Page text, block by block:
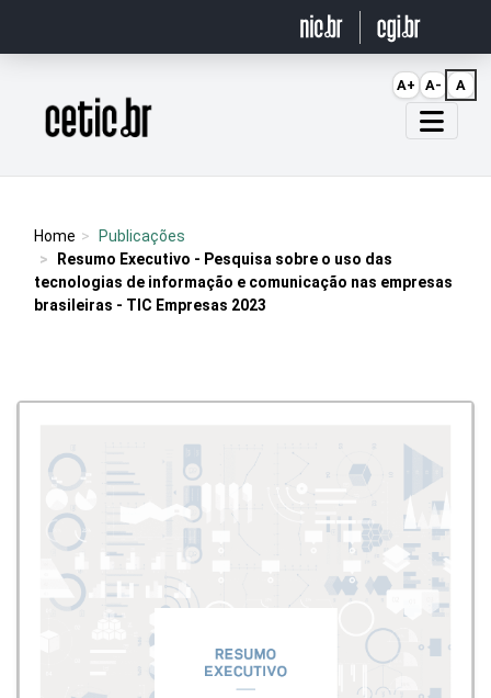
Página inicial
Home
Publicações
Resumo Executivo - Pesquisa sobre o uso das
tecnologias de informação e comunicação nas empresas
brasileiras - TIC Empresas 2023
A+ A- A